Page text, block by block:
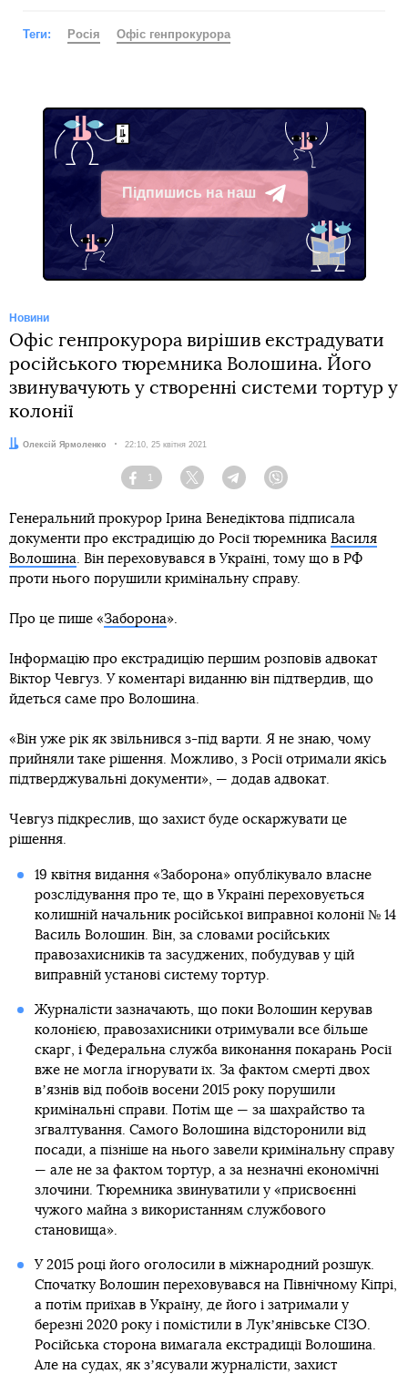
Теги: Росія Офіс генпрокурора
Підпишись на наш
Telegram
Новини
Офіс генпрокурора вирішив екстрадувати
російського тюремника Волошина. Його
звинувачують у створенні системи тортур у
колонії
Автор:
Олексій Ярмоленко Дата:
22:10, 25 квітня 2021
Facebook
1
Twitter TelegramViber
Генеральний прокурор Ірина Венедіктова підписала
документи про екстрадицію до Росії тюремника Василя
Волошина . Він переховувався в Україні, тому що в РФ
проти нього порушили кримінальну справу.
Про це пише «Заборона».
Інформацію про екстрадицію першим розповів адвокат
Віктор Чевгуз. У коментарі виданню він підтвердив, що
йдеться саме про Волошина.
«Він уже рік як звільнився з-під варти. Я не знаю, чому
прийняли таке рішення. Можливо, з Росії отримали якісь
підтверджувальні документи», — додав адвокат.
Чевгуз підкреслив, що захист буде оскаржувати це
рішення.
19 квітня видання «Заборона» опублікувало власне
розслідування про те, що в Україні переховується
колишній начальник російської виправної колонії № 14
Василь Волошин. Він, за словами російських
правозахисників та засуджених, побудував у цій
виправній установі систему тортур.
Журналісти зазначають, що поки Волошин керував
колонією, правозахисники отримували все більше
скарг, і Федеральна служба виконання покарань Росії
вже не могла ігнорувати їх. За фактом смерті двох
вʼязнів від побоїв восени 2015 року порушили
кримінальні справи. Потім ще — за шахрайство та
зґвалтування. Самого Волошина відсторонили від
посади, а пізніше на нього завели кримінальну справу
— але не за фактом тортур, а за незначні економічні
злочини. Тюремника звинуватили у «присвоєнні
чужого майна з використанням службового
становища».
У 2015 році його оголосили в міжнародний розшук.
Спочатку Волошин переховувався на Північному Кіпрі,
а потім приїхав в Україну, де його і затримали у
березні 2020 року і помістили в Лукʼянівське СІЗО.
Російська сторона вимагала екстрадиції Волошина.
Але на судах, як зʼясували журналісти, захист